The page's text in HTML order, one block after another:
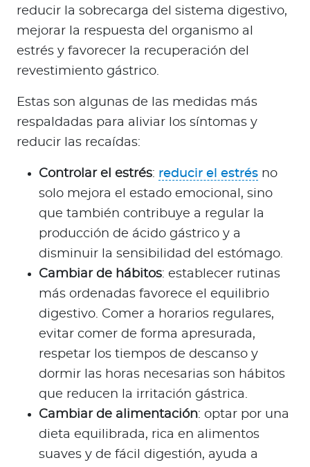
reducir la sobrecarga del sistema digestivo,
mejorar la respuesta del organismo al
estrés y favorecer la recuperación del
revestimiento gástrico.
Estas son algunas de las medidas más
respaldadas para aliviar los síntomas y
reducir las recaídas:
Controlar el estrés: reducir el estrés no
solo mejora el estado emocional, sino
que también contribuye a regular la
producción de ácido gástrico y a
disminuir la sensibilidad del estómago.
Cambiar de hábitos: establecer rutinas
más ordenadas favorece el equilibrio
digestivo. Comer a horarios regulares,
evitar comer de forma apresurada,
respetar los tiempos de descanso y
dormir las horas necesarias son hábitos
que reducen la irritación gástrica.
Cambiar de alimentación: optar por una
dieta equilibrada, rica en alimentos
suaves y de fácil digestión, ayuda a